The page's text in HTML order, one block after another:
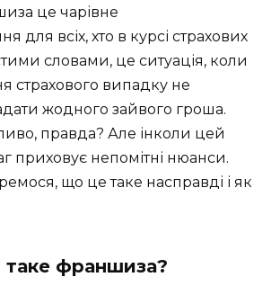
це чарівне
для всіх, хто в курсі страхових
словами, це ситуація, коли
страхового випадку не
жодного зайвого гроша.
правда? Але інколи цей
приховує непомітні нюанси.
що це таке насправді і як
франшиза?